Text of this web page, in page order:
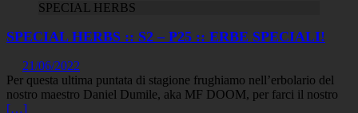
SPECIAL HERBS
SPECIAL HERBS :: S2 – P25 :: ERBE SPECIALI!
21/06/2022
Per questa ultima puntata di stagione frughiamo nell’erbolario del
nostro maestro Daniel Dumile, aka MF DOOM, per farci il nostro
[…]